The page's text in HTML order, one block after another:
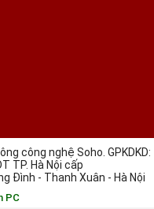
công nghệ Soho. GPKDKD:
TP. Hà Nội cấp
Đình - Thanh Xuân - Hà Nội
PC